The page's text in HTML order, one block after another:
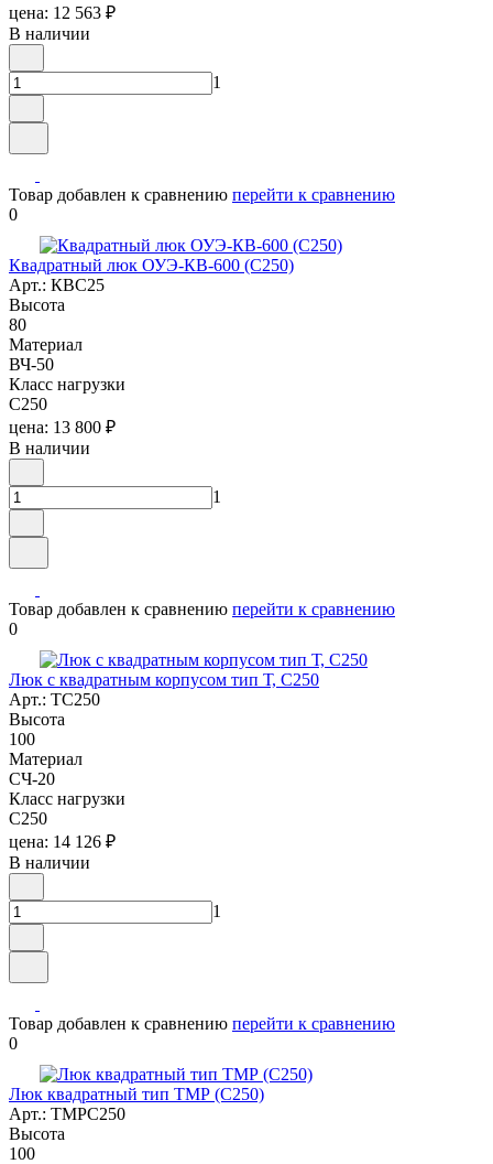
цена: 12 563 ₽
В наличии
1
Товар добавлен к сравнению перейти к сравнению
0
Квадратный люк ОУЭ-КВ-600 (С250)
Арт.: КВС25
Высота
80
Материал
ВЧ-50
Класс нагрузки
C250
цена: 13 800 ₽
В наличии
1
Товар добавлен к сравнению перейти к сравнению
0
Люк с квадратным корпусом тип Т, С250
Арт.: ТС250
Высота
100
Материал
СЧ-20
Класс нагрузки
C250
цена: 14 126 ₽
В наличии
1
Товар добавлен к сравнению перейти к сравнению
0
Люк квадратный тип ТМР (С250)
Арт.: ТМРС250
Высота
100